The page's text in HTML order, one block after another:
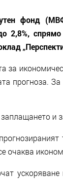
фонд
2,8%,
за
прогноза.
и
очаква